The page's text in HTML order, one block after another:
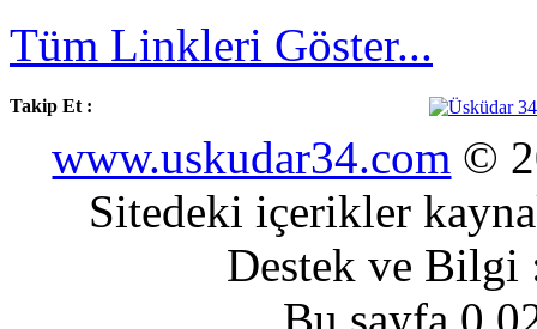
Tüm Linkleri Göster...
Takip Et :
www.uskudar34.com ©
Sitedeki içerikler
Destek ve